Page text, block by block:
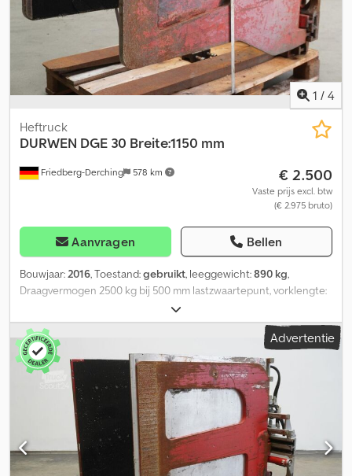
1 / 4
Friedberg-Derching 578 km
Heftruck
DURWEN DGE 30 Breite:1150 mm
€ 2.500
Vaste prijs excl. btw
(€ 2.975 bruto)
Aanvragen Bellen
Bouwjaar:2016, Toestand:gebruikt, leeggewicht:890 kg,
Draagvermogen 2500 kg bij 500 mm lastzwaartepunt, vorklengte:
1050 mm, bouwbreedte: 1150 mm, openingsbereik: 480 - 1740 mm,
ophanging: FEM3A, voorbouwmaat: 257 mm, eigen zwaartepunt:
315 mm, gebruikte DURWEN DGE 30 gaasboxkieper, draairichting
360° eindeloos, bouwbreedte 1050 mm, openingsmaat
binnenzijde - binnenzijde 480-1740 mm, inclusief slangen,
vorkbreedte: 1150 mm, vorklengte: 1050 mm, lastzwaartepunt: 500
mm, eigen zwaartepunt: 315 mm. Crjdpfxozivy Nj Aagef
Advertentie